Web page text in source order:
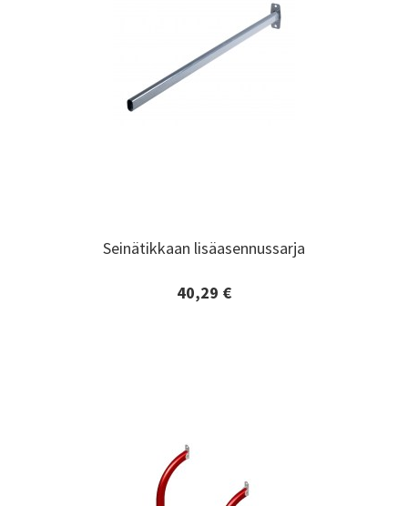
Seinätikkaan lisäasennussarja
40,29 €
Seinätikkaan lisäasennussarja
Lisätiedot ja tilaaminen